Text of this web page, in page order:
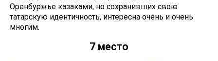
Оренбуржье казаками, но сохранивших свою
татарскую идентичность, интересна очень и очень
многим.
7 место